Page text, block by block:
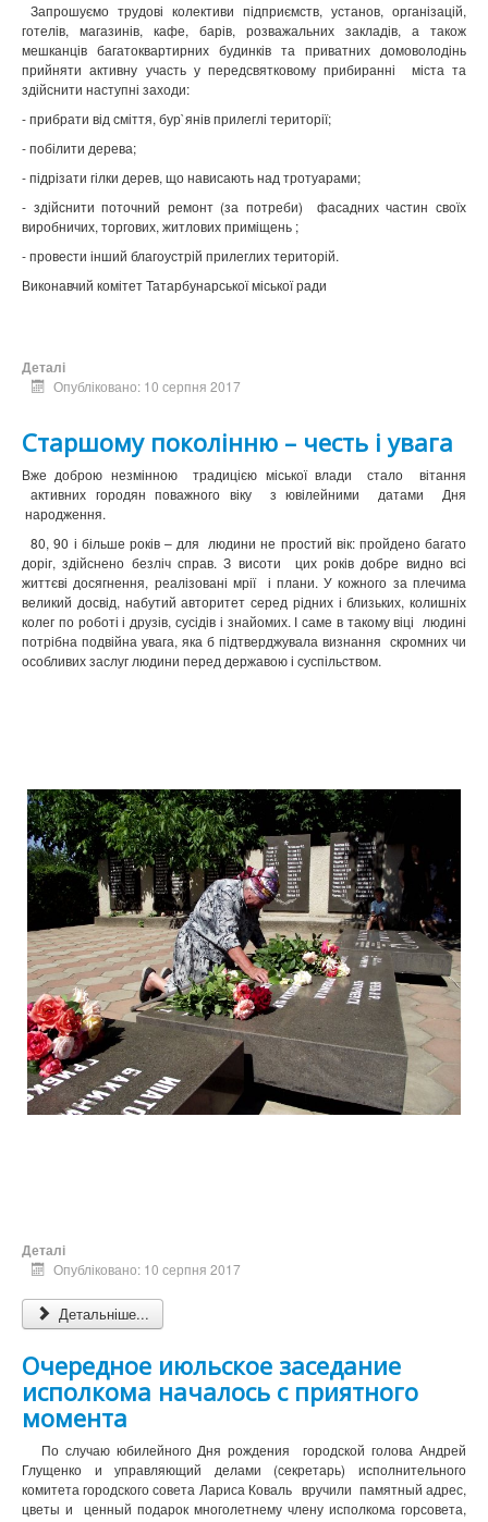
Запрошуємо трудові колективи підприємств, установ, організацій,
готелів, магазинів, кафе, барів, розважальних закладів, а також
мешканців багатоквартирних будинків та приватних домоволодінь
прийняти активну участь у передсвятковому прибиранні міста та
здійснити наступні заходи:
- прибрати від сміття, бур`янів прилеглі території;
- побілити дерева;
- підрізати гілки дерев, що нависають над тротуарами;
- здійснити поточний ремонт (за потреби) фасадних частин своїх
виробничих, торгових, житлових приміщень ;
- провести інший благоустрій прилеглих територій.
Виконавчий комітет Татарбунарської міської ради
Деталі
Опубліковано: 10 серпня 2017
Старшому поколінню – честь і увага
Вже доброю незмінною традицією міської влади стало вітання
активних городян поважного віку з ювілейними датами Дня
народження.
80, 90 і більше років – для людини не простий вік: пройдено багато
доріг, здійснено безліч справ. З висоти цих років добре видно всі
життєві досягнення, реалізовані мрії і плани. У кожного за плечима
великий досвід, набутий авторитет серед рідних і близьких, колишніх
колег по роботі і друзів, сусідів і знайомих. І саме в такому віці людині
потрібна подвійна увага, яка б підтверджувала визнання скромних чи
особливих заслуг людини перед державою і суспільством.
Деталі
Опубліковано: 10 серпня 2017
Детальніше...
Очередное июльское заседание
исполкома началось с приятного
момента
По случаю юбилейного Дня рождения городской голова Андрей
Глущенко и управляющий делами (секретарь) исполнительного
комитета городского совета Лариса Коваль вручили памятный адрес,
цветы и ценный подарок многолетнему члену исполкома горсовета,